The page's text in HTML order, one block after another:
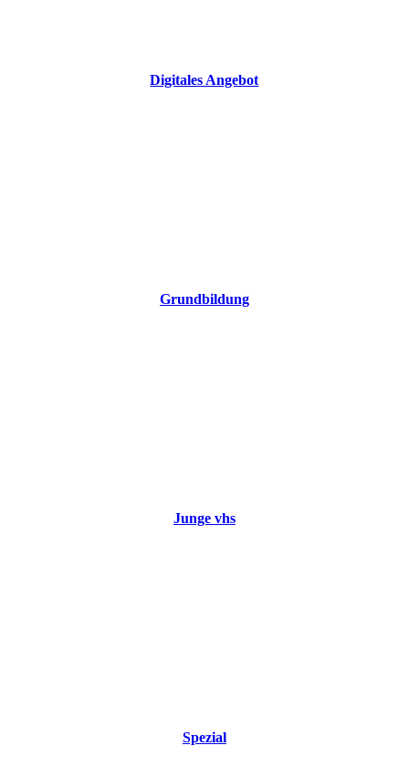
Digitales Angebot
Grundbildung
Junge vhs
Spezial